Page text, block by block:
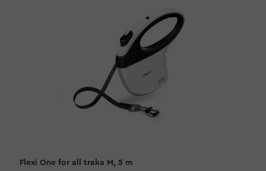
Flexi One for all traka M, 5 m